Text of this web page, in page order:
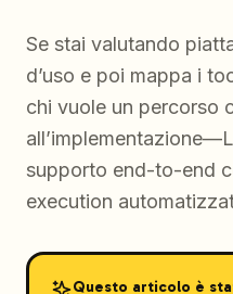
Se stai valutando
d’uso e poi mappa i
chi vuole un percorso
supporto end-to-end
execution
Questo articolo è